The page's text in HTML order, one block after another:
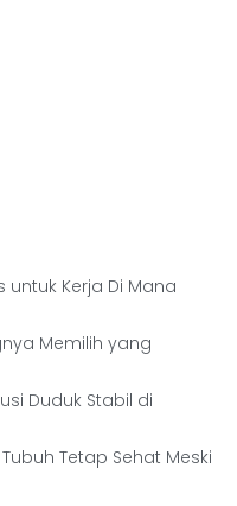
untuk Kerja Di Mana
Memilih yang
Duduk Stabil di
Tetap Sehat Meski